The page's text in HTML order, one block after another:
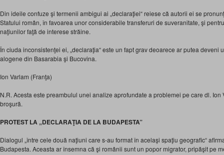
Din ideile confuze şi termenii ambigui ai „declaraţiei“ reiese că autorii ei se
Statului român, în favoarea unor considerabile transferuri de suveranitate, şi
naţiunilor faţă de interese străine.
În ciuda inconsistenţei ei, „declaraţia“ este un fapt grav deoarece ar putea deveni
alogene din Basarabia şi Bucovina.
Ion Varlam (Franţa)
N.R. Acesta este preambulul unei analize aprofundate a problemei pe care dl. Ion
broşură.
PROTEST LA „DECLARAŢIA DE LA BUDAPESTA”
Dialogul „între cele două naţiuni care s-au format în acelaşi spaţiu geografic“
Budapesta. Aceasta ar însemna că şi românii sunt un popor migrator, pripăşit pe